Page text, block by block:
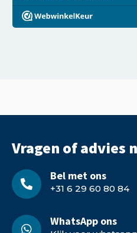
Vragen of advies
Bel met ons
+31 6 29 60 80 84
WhatsApp ons